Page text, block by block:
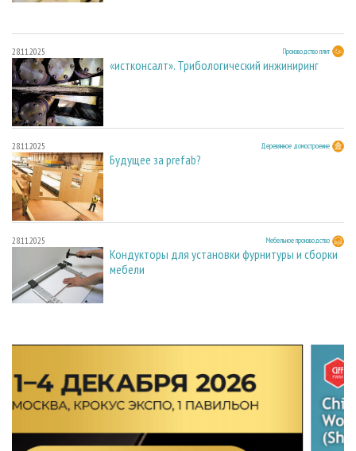
28.11.2025 Производство плит
«истконсалт». Трибологический инжиниринг
28.11.2025 Деревянное домостроение
Будущее за prefab?
28.11.2025 Мебельное производство
Кондукторы для установки фурнитуры и сборки
мебели